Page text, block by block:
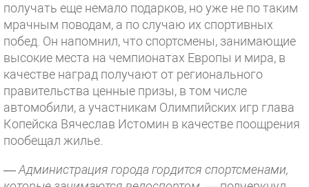
получать еще немало подарков, но уже не по таким
мрачным поводам, а по случаю их спортивных
побед. Он напомнил, что спортсмены, занимающие
высокие места на чемпионатах Европы и мира, в
качестве наград получают от регионального
правительства ценные призы, в том числе
автомобили, а участникам Олимпийских игр глава
Копейска Вячеслав Истомин в качестве поощрения
пообещал жилье.
— Администрация города гордится спортсменами,